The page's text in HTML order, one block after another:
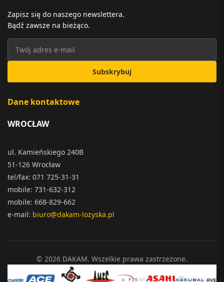
Zapisz się do naszego newslettera.
Bądź zawsze na bieżąco.
Subskrybuj
Dane kontaktowe
WROCŁAW
ul. Kamieńskiego 240B
51-126 Wrocław
tel/fax: 071 725-31-31
mobile: 731-632-312
mobile: 668-829-662
e-mail: biuro@dakam-lozyska.pl
© 2026 DAKAM. Wszelkie prawa zastrzeżone.